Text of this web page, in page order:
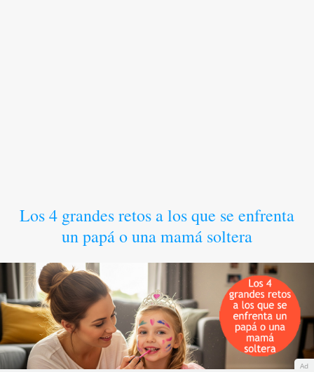
Los 4 grandes retos a los que se enfrenta
un papá o una mamá soltera
Ad